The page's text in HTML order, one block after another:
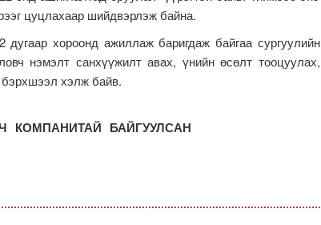
цуцлахаар шийдвэрлэж байна.
хороонд ажиллаж баригдаж байгаа сургуулийн
нэмэлт санхүүжилт авах, үнийн өсөлт тооцуулах,
бэрхшээл хэлж байв.
КОМПАНИТАЙ БАЙГУУЛСАН